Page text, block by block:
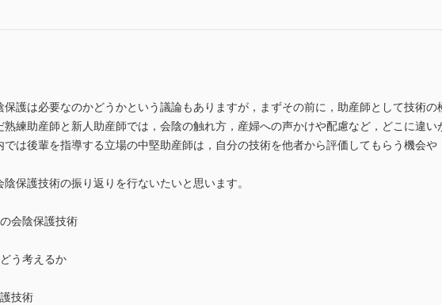
保護は必要なのかどうかという議論もありますが，まずその前に，助産師として技術の
熟練助産師と新人助産師では，会陰の触れ方，産婦への声かけや配慮など，どこに違い
では後輩を指導する立場の中堅助産師は，自分の技術を他者から評価してもらう機会
陰保護技術の振り返りを行ないたいと思います。
会陰保護技術
う考えるか
技術